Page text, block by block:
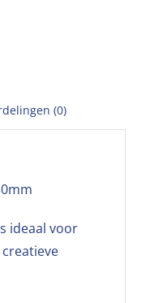
(0)
ideaal voor